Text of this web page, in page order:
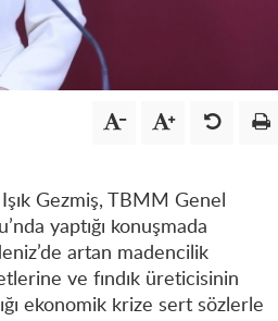
Işık Gezmiş, TBMM Genel
yaptığı konuşmada
artan madencilik
ve fındık üreticisinin
ekonomik krize sert sözlerle